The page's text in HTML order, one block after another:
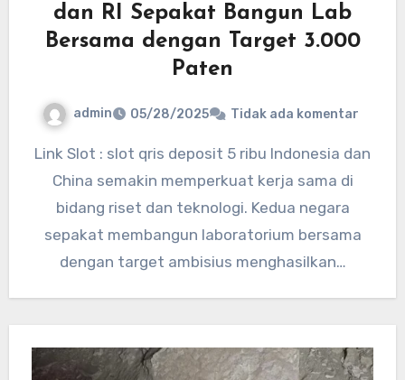
dan RI Sepakat Bangun Lab
Bersama dengan Target 3.000
Paten
admin 05/28/2025 Tidak ada komentar
Link Slot : slot qris deposit 5 ribu Indonesia dan
China semakin memperkuat kerja sama di
bidang riset dan teknologi. Kedua negara
sepakat membangun laboratorium bersama
dengan target ambisius menghasilkan…